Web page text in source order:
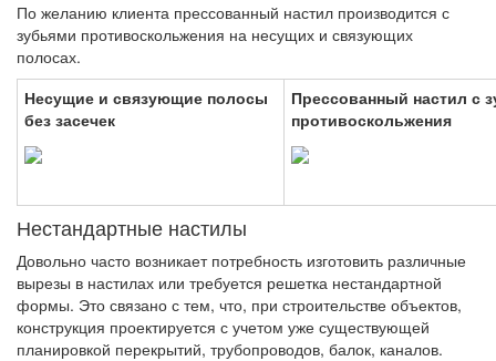
По желанию клиента прессованный настил производится с
зубьями противоскольжения на несущих и связующих
полосах.
Несущие и связующие полосы
без засечек
Прессованный настил с
противоскольжения
Нестандартные настилы
Довольно часто возникает потребность изготовить различные
вырезы в настилах или требуется решетка нестандартной
формы. Это связано с тем, что, при строительстве объектов,
конструкция проектируется с учетом уже существующей
планировкой перекрытий, трубопроводов, балок, каналов.